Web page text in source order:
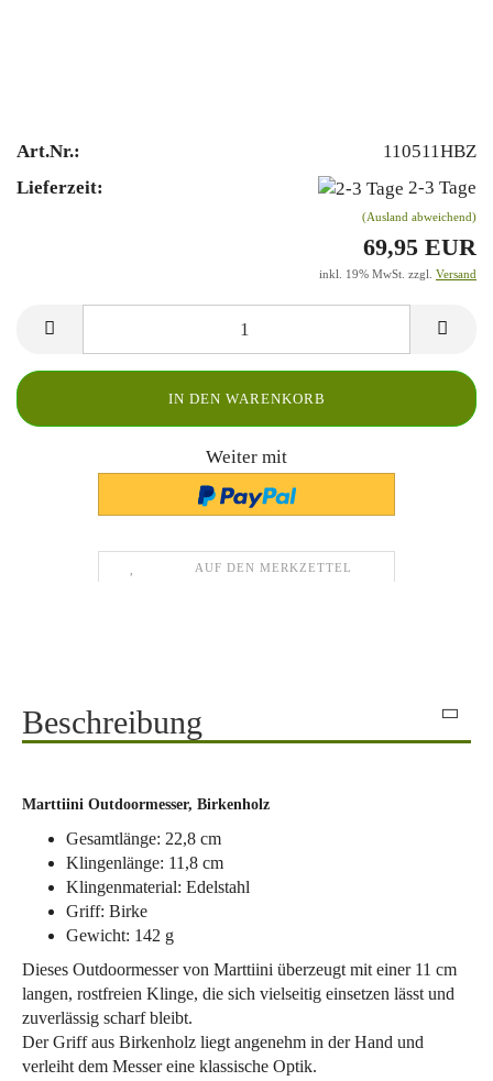
Art.Nr.:
110511HBZ
Lieferzeit:
2-3 Tage
(Ausland abweichend)
69,95 EUR
inkl. 19% MwSt. zzgl. Versand
Weiter mit
AUF DEN MERKZETTEL
Beschreibung
Marttiini Outdoormesser, Birkenholz
Gesamtlänge: 22,8 cm
Klingenlänge: 11,8 cm
Klingenmaterial: Edelstahl
Griff: Birke
Gewicht: 142 g
Dieses Outdoormesser von Marttiini überzeugt mit einer 11 cm
langen, rostfreien Klinge, die sich vielseitig einsetzen lässt und
zuverlässig scharf bleibt.
Der Griff aus Birkenholz liegt angenehm in der Hand und
verleiht dem Messer eine klassische Optik.